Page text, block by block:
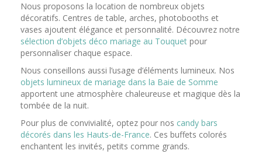
Nous proposons la location de nombreux objets
décoratifs. Centres de table, arches, photobooths et
vases ajoutent élégance et personnalité. Découvrez notre
sélection d’objets déco mariage au Touquet pour
personnaliser chaque espace.
Nous conseillons aussi l’usage d’éléments lumineux. Nos
objets lumineux de mariage dans la Baie de Somme
apportent une atmosphère chaleureuse et magique dès la
tombée de la nuit.
Pour plus de convivialité, optez pour nos candy bars
décorés dans les Hauts-de-France. Ces buffets colorés
enchantent les invités, petits comme grands.